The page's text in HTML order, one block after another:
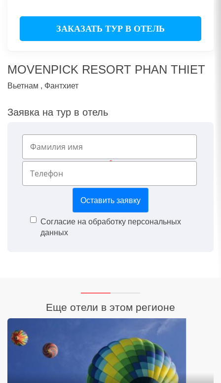
MOVENPICK RESORT PHAN THIET
Вьетнам , Фантхиет
Заявка на тур в отель
*
Оставить заявку
Согласие на обработку персональных
данных
ЗАКАЗАТЬ ТУР В ОТЕЛЬ
Еще отели в этом регионе